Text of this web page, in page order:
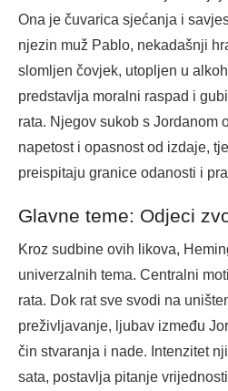
Ona je čuvarica sjećanja i
njezin muž Pablo, nekadašnji
slomljen čovjek, utopljen u
predstavlja moralni raspad i
rata. Njegov sukob s Jordanom
napetost i opasnost od izdaje,
preispitaju granice odanosti i
Glavne teme: Odjeci
Kroz sudbine ovih likova,
univerzalnih tema. Centralni
rata. Dok rat sve svodi na
preživljavanje, ljubav između
čin stvaranja i nade. Intenzitet
sata, postavlja pitanje